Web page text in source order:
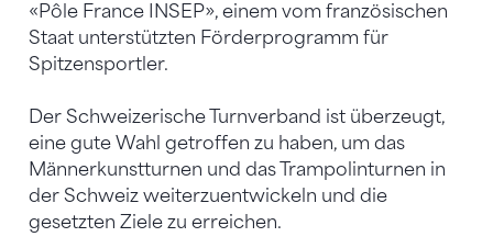
«Pôle France INSEP», einem vom französischen
Staat unterstützten Förderprogramm für
Spitzensportler.
Der Schweizerische Turnverband ist überzeugt,
eine gute Wahl getroffen zu haben, um das
Männerkunstturnen und das Trampolinturnen in
der Schweiz weiterzuentwickeln und die
gesetzten Ziele zu erreichen.